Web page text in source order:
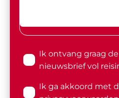
Ik ontvang graag
nieuwsbrief vol
Ik ga akkoord met